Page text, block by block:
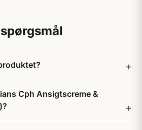
Cph Ansigtscreme &